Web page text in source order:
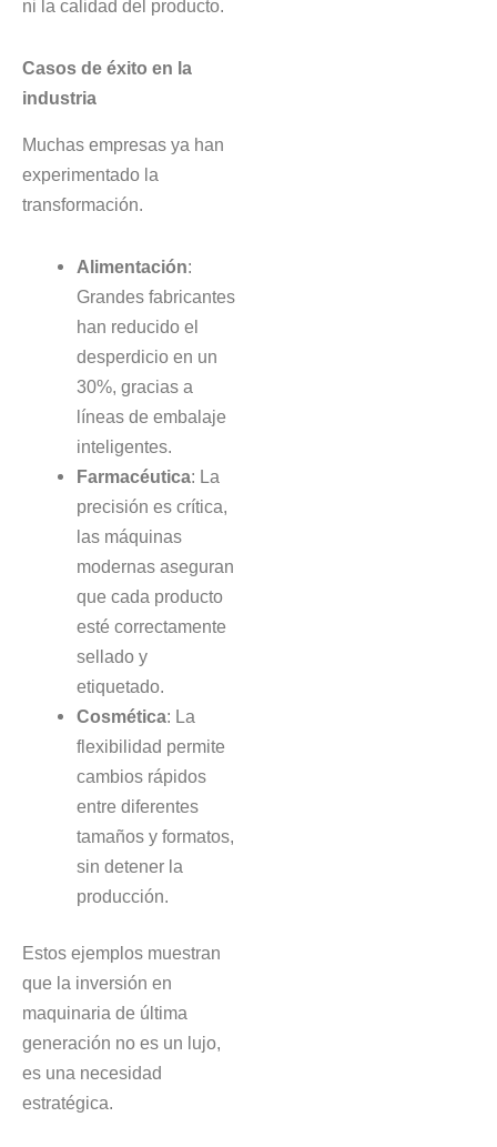
ni la calidad del producto.
Casos de éxito en la
industria
Muchas empresas ya han
experimentado la
transformación.
Alimentación:
Grandes fabricantes
han reducido el
desperdicio en un
30%, gracias a
líneas de embalaje
inteligentes.
Farmacéutica: La
precisión es crítica,
las máquinas
modernas aseguran
que cada producto
esté correctamente
sellado y
etiquetado.
Cosmética: La
flexibilidad permite
cambios rápidos
entre diferentes
tamaños y formatos,
sin detener la
producción.
Estos ejemplos muestran
que la inversión en
maquinaria de última
generación no es un lujo,
es una necesidad
estratégica.